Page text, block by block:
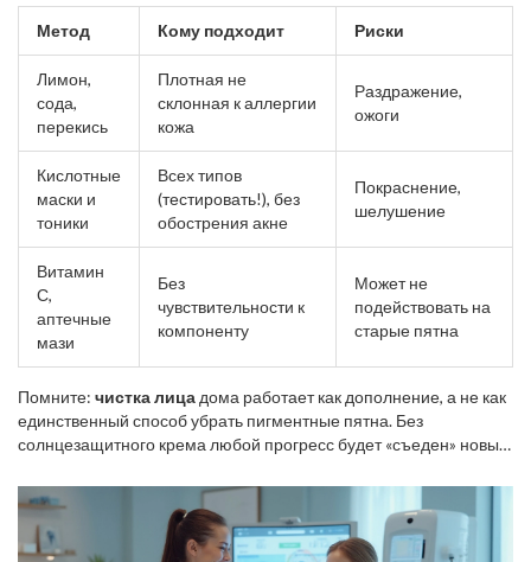
лучше вообще не экспериментировать. У подростков тоже
бывают пигментные пятна после акне, но домашние кислоты
несовершеннолетним нежелательны без консультации врача.
Метод Кому подходит Риски
Лимон,
сода,
перекись
Плотная не
склонная к аллергии
кожа
Раздражение,
ожоги
Кислотные
маски и
тоники
Всех типов
(тестировать!), без
обострения акне
Покраснение,
шелушение
Витамин
С,
аптечные
мази
Без
чувствительности к
компоненту
Может не
подействовать на
старые пятна
Помните: чистка лица дома работает как дополнение, а не как
единственный способ убрать пигментные пятна. Без
солнцезащитного крема любой прогресс будет «съеден» новым
самыми жёсткими — кожа не полотно для экспериментов.